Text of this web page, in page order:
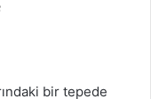
bir tepede